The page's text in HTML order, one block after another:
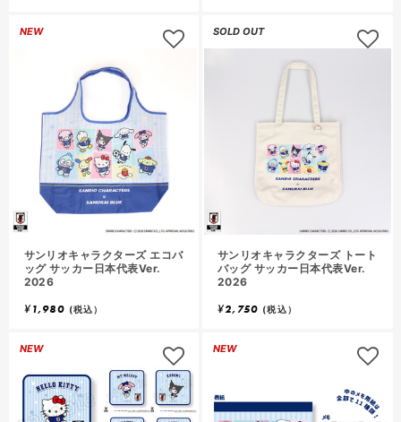
NEW
サンリオキャラクターズ エコバ
ッグ サッカー日本代表Ver.
2026
¥1,980 (税込）
SOLD OUT
サンリオキャラクターズ トート
バッグ サッカー日本代表Ver.
2026
¥2,750 (税込）
NEW NEW